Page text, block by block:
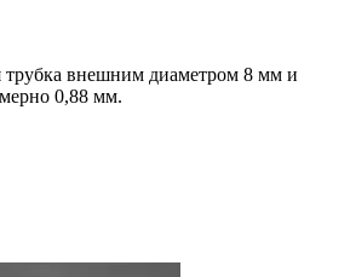
трубка внешним диаметром 8 мм и
0,88 мм.